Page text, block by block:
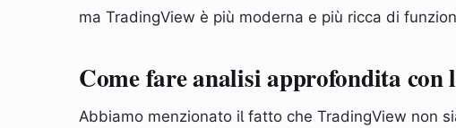
ma TradingView è più moderna e più ricca di
Come fare analisi approfondita
Abbiamo menzionato il fatto che TradingView non